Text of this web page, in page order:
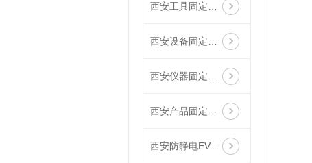
西安工具固定泡沫EVA
西安设备固定泡沫EVA
西安仪器固定泡沫EVA
西安产品固定泡沫EVA
西安防静电EVA(加工)